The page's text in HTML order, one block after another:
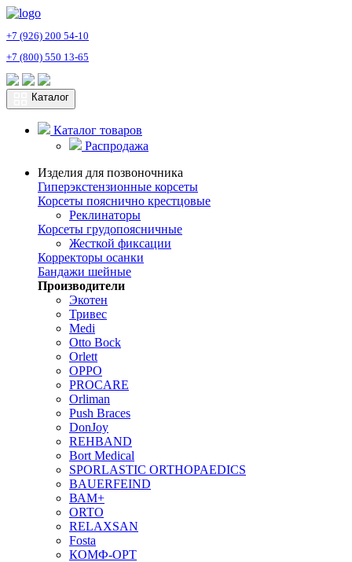
+7 (926) 200 54-10
+7 (800) 550 13-65
Каталог
Каталог товаров
Распродажа
Изделия для позвоночника
Гиперэкстензионные корсеты
Корсеты пояснично крестцовые
Реклинаторы
Корсеты грудопоясничные
Жесткой фиксации
Корректоры осанки
Бандажи шейные
Производители
Экотен
Тривес
Medi
Otto Bock
Orlett
OPPO
PROCARE
Orliman
Push Braces
DonJoy
REHBAND
Bort Medical
SPORLASTIC ORTHOPAEDICS
BAUERFEIND
ВАМ+
ORTO
RELAXSAN
Fosta
КОМФ-ОРТ